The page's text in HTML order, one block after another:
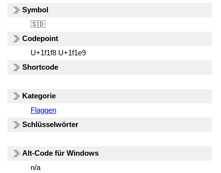
Symbol
🇸🇩
Codepoint
U+1f1f8 U+1f1e9
Shortcode
Kategorie
Flaggen
Schlüsselwörter
Alt-Code für Windows
n/a